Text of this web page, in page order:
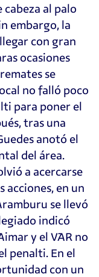
al palo
embargo, la
con gran
ocasiones
se
no falló poco
para poner el
tras una
anotó el
del área.
a acercarse
acciones, en un
se llevó
indicó
y el VAR no
penalti. En el
con un